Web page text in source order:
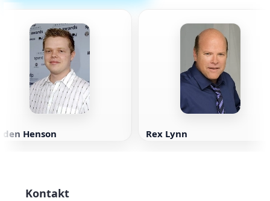
Henson Rex Lynn
Kontakt